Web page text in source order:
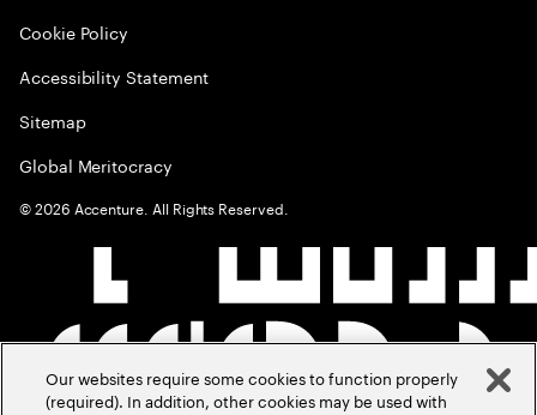
Cookie Policy
Accessibility Statement
Sitemap
Global Meritocracy
©2026 Accenture. All Rights Reserved.
Our websites require some cookies to function properly
(required). In addition, other cookies may be used with